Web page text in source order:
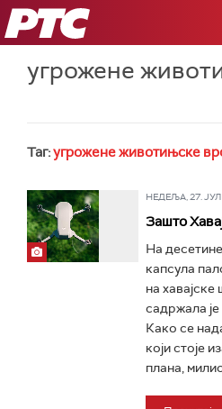
РТС
угрожене
Таг:угрожене животињске
НЕДЕЉА, 27. ЈУЛ
Зашто
На
капсула
на
садржала
Како се
који стоје
плана,